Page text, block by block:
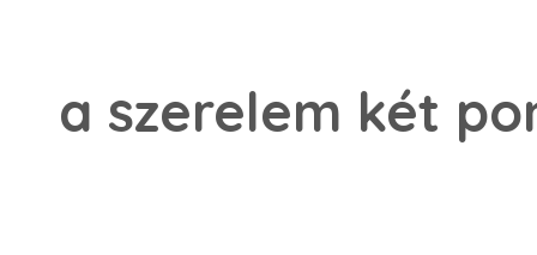
a szerelem két